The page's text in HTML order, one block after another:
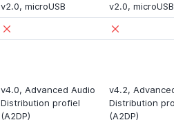
v2.0, microUSB v2.0, microUSB
v4.0, Advanced Audio
Distribution profiel
(A2DP)
v4.2, Advanced
Distribution
(A2DP)